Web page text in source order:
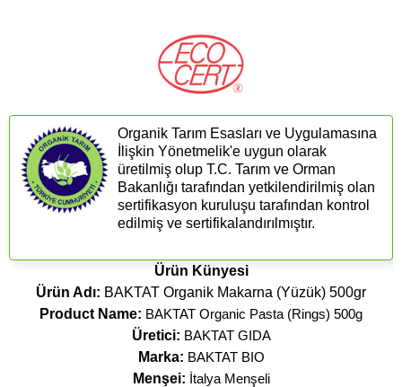
Organik Tarım Esasları ve Uygulamasına
İlişkin Yönetmelik'e uygun olarak
üretilmiş olup T.C. Tarım ve Orman
Bakanlığı tarafından yetkilendirilmiş olan
sertifikasyon kuruluşu tarafından kontrol
edilmiş ve sertifikalandırılmıştır.
Ürün Künyesi
Ürün Adı: BAKTAT Organik Makarna (Yüzük) 500gr
Product Name: BAKTAT Organic Pasta (Rings) 500g
Üretici: BAKTAT GIDA
Marka: BAKTAT BIO
Menşei: İtalya Menşeli